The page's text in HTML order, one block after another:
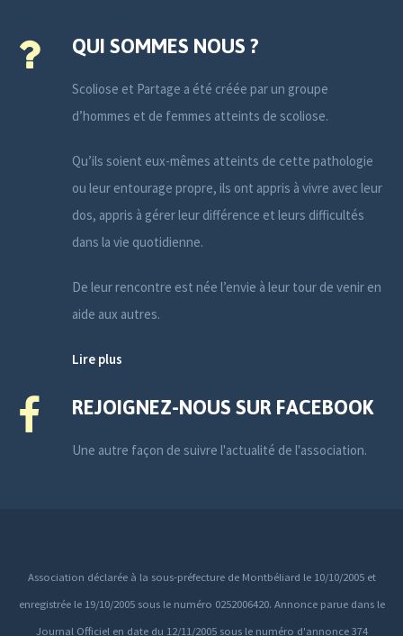
QUI SOMMES NOUS ?
Scoliose et Partage a été créée par un groupe
d’hommes et de femmes atteints de scoliose.
Qu’ils soient eux-mêmes atteints de cette pathologie
ou leur entourage propre, ils ont appris à vivre avec leur
dos, appris à gérer leur différence et leurs difficultés
dans la vie quotidienne.
De leur rencontre est née l’envie à leur tour de venir en
aide aux autres.
Lire plus
REJOIGNEZ-NOUS SUR FACEBOOK
Une autre façon de suivre l'actualité de l'association.
Association déclarée à la sous-préfecture de Montbéliard le 10/10/2005 et
enregistrée le 19/10/2005 sous le numéro 0252006420. Annonce parue dans le
Journal Officiel en date du 12/11/2005 sous le numéro d'annonce 374